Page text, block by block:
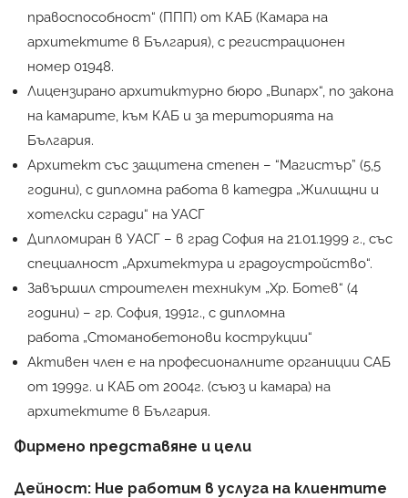
правоспособност“ (ППП) от КАБ (Камара на
архитектите в България), с регистрационен
номер 01948.
Лицензирано архитиктурно бюро „Випарх“, по закона
на камарите, към КАБ и за територията на
България.
Архитект със защитена степен – “Магистър” (5,5
години), с дипломна работа в катедра „Жилищни и
хотелски сгради“ на УАСГ
Дипломиран в УАСГ – в град София на 21.01.1999 г., със
специалност „Архитектура и градоустройство“.
Завършил строителен техникум „Хр. Ботев“ (4
години) – гр. София, 1991г., с дипломна
работа „Стоманобетонови кострукции“
Активен член е на професионалните органиции САБ
от 1999г. и КАБ от 2004г. (съюз и камара) на
архитектите в България.
Фирмено представяне и цели
Дейност: Ние работим в услуга на клиентите